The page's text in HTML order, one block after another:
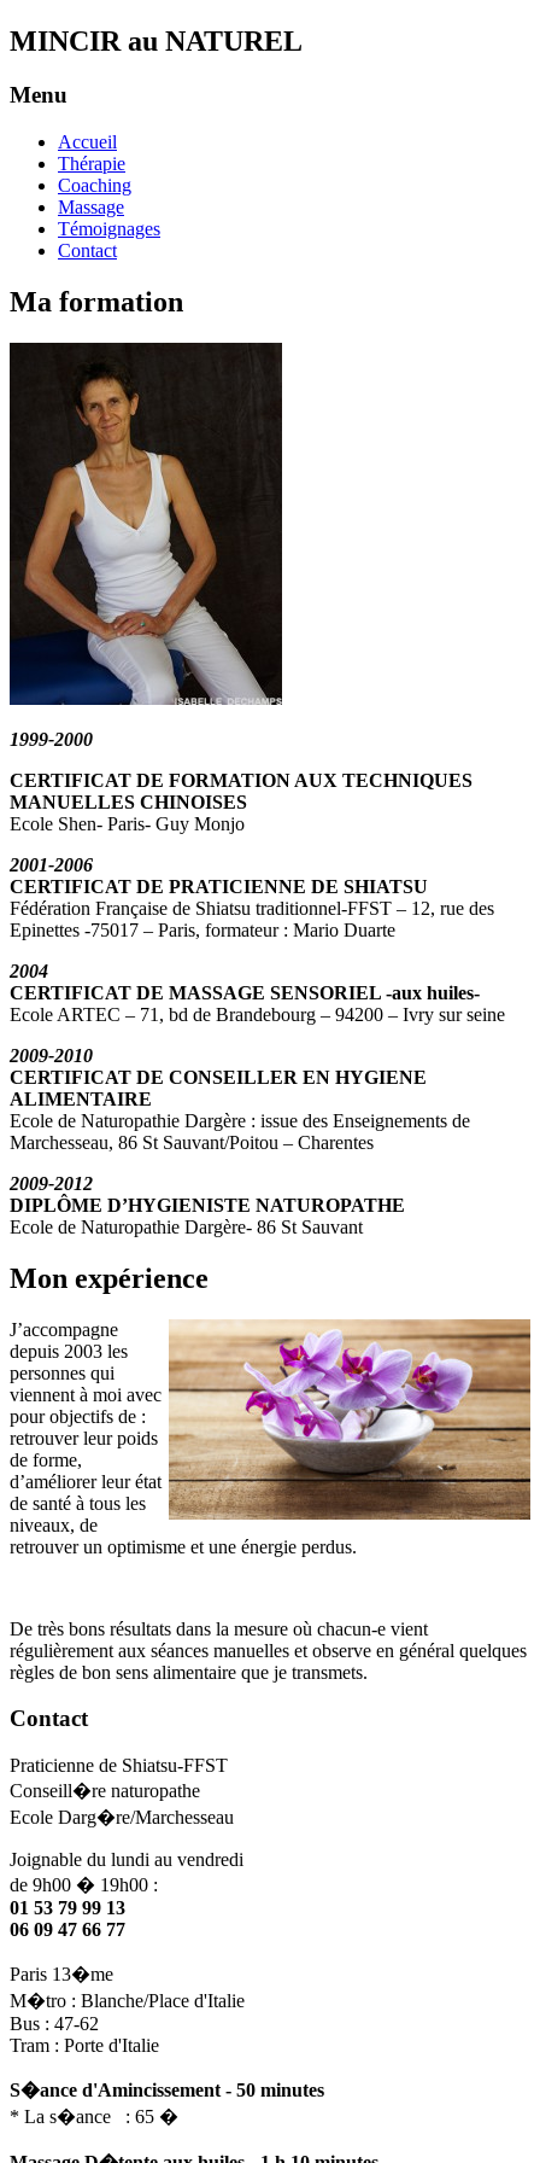
MINCIR au NATUREL
Menu
Accueil
Thérapie
Coaching
Massage
Témoignages
Contact
Ma formation
1999-2000
CERTIFICAT DE FORMATION AUX TECHNIQUES
MANUELLES CHINOISES
Ecole Shen- Paris- Guy Monjo
2001-2006
CERTIFICAT DE PRATICIENNE DE SHIATSU
Fédération Française de Shiatsu traditionnel-FFST – 12, rue des
Epinettes -75017 – Paris, formateur : Mario Duarte
2004
CERTIFICAT DE MASSAGE SENSORIEL -aux huiles-
Ecole ARTEC – 71, bd de Brandebourg – 94200 – Ivry sur seine
2009-2010
CERTIFICAT DE CONSEILLER EN HYGIENE
ALIMENTAIRE
Ecole de Naturopathie Dargère : issue des Enseignements de
Marchesseau, 86 St Sauvant/Poitou – Charentes
2009-2012
DIPLÔME D’HYGIENISTE NATUROPATHE
Ecole de Naturopathie Dargère- 86 St Sauvant
Mon expérience
J’accompagne
depuis 2003 les
personnes qui
viennent à moi avec
pour objectifs de :
retrouver leur poids
de forme,
d’améliorer leur état
de santé à tous les
niveaux, de
retrouver un optimisme et une énergie perdus.
De très bons résultats dans la mesure où chacun-e vient
régulièrement aux séances manuelles et observe en général quelques
règles de bon sens alimentaire que je transmets.
Contact
Praticienne de Shiatsu-FFST
Conseill�re naturopathe
Ecole Darg�re/Marchesseau
Joignable du lundi au vendredi
de 9h00 � 19h00 :
01 53 79 99 13
06 09 47 66 77
Paris 13�me
M�tro : Blanche/Place d'Italie
Bus : 47-62
Tram : Porte d'Italie
S�ance d'Amincissement - 50 minutes
* La s�ance : 65 �